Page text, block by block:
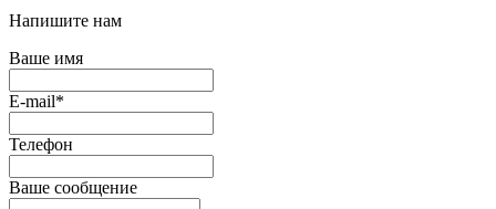
Напишите нам
Ваше имя
E-mail*
Телефон
Ваше сообщение